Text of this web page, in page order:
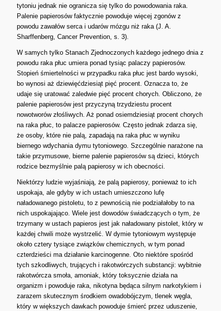
tytoniu jednak nie ogranicza się tylko do powodowania raka.
Palenie papierosów faktycznie powoduje więcej zgonów z
powodu zawałów serca i udarów mózgu niż raka (J. A.
Sharffenberg, Cancer Prevention, s. 3).
W samych tylko Stanach Zjednoczonych każdego jednego dnia z
powodu raka płuc umiera ponad tysiąc palaczy papierosów.
Stopień śmiertelności w przypadku raka płuc jest bardo wysoki,
bo wynosi aż dziewięćdziesiąt pięć procent. Oznacza to, że
udaje się uratować zaledwie pięć procent chorych. Obliczono, że
palenie papierosów jest przyczyną trzydziestu procent
nowotworów złośliwych. Aż ponad osiemdziesiąt procent chorych
na raka płuc, to palacze papierosów. Często jednak zdarza się,
że osoby, które nie palą, zapadają na raka płuc w wyniku
biernego wdychania dymu tytoniowego. Szczególnie narażone na
takie przymusowe, bierne palenie papierosów są dzieci, których
rodzice bezmyślnie palą papierosy w ich obecności.
Niektórzy ludzie wyjaśniają, że palą papierosy, ponieważ to ich
uspokaja, ale gdyby w ich ustach umieszczono lufę
naładowanego pistoletu, to z pewnością nie podziałałoby to na
nich uspokajająco. Wiele jest dowodów świadczących o tym, że
trzymany w ustach papieros jest jak naładowany pistolet, który w
każdej chwili może wystrzelić. W dymie tytoniowym występuje
około cztery tysiące związków chemicznych, w tym ponad
czterdzieści ma działanie karcinogenne. Oto niektóre spośród
tych szkodliwych, trujących i rakotwórczych substancji: wybitnie
rakotwórcza smoła, amoniak, który toksycznie działa na
organizm i powoduje raka, nikotyna będąca silnym narkotykiem i
zarazem skutecznym środkiem owadobójczym, tlenek węgla,
który w większych dawkach powoduje śmierć przez uduszenie,